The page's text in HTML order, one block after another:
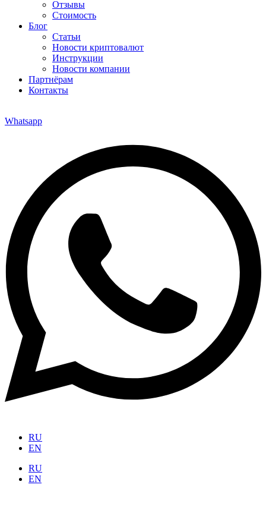
Отзывы
Стоимость
Блог
Статьи
Новости криптовалют
Инструкции
Новости компании
Партнёрам
Контакты
Whatsapp
RU
EN
RU
EN